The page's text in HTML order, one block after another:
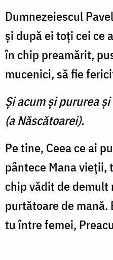
Dumnezeiescul
şi după ei toţi cei ce
în chip preamărit,
mucenici, să fie
Şi acum şi pururea
(a Născătoarei).
Pe tine, Ceea ce ai
pântece Mana
chip vădit de demult
purtătoare de
tu între femei,